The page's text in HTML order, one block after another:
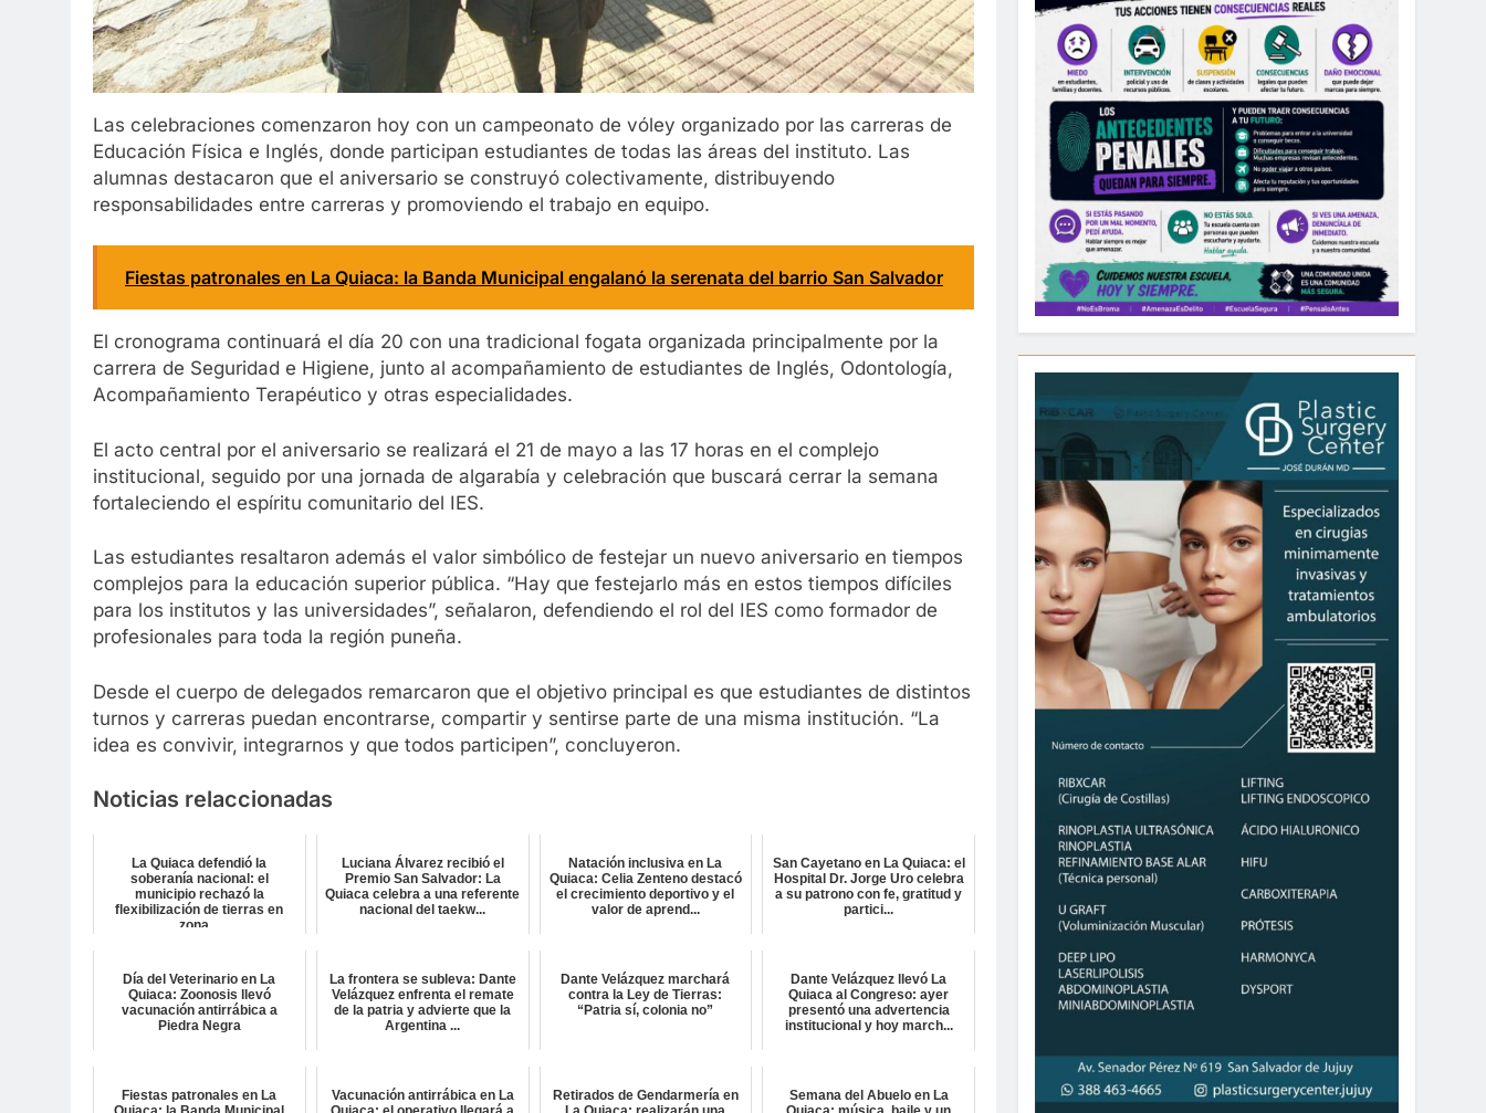
Las celebraciones comenzaron hoy con un campeonato de vóley organizado por las carreras de
Educación Física e Inglés, donde participan estudiantes de todas las áreas del instituto. Las
alumnas destacaron que el aniversario se construyó colectivamente, distribuyendo
responsabilidades entre carreras y promoviendo el trabajo en equipo.
Fiestas patronales en La Quiaca: la Banda Municipal engalanó la serenata del barrio San Salvador
El cronograma continuará el día 20 con una tradicional fogata organizada principalmente por la
carrera de Seguridad e Higiene, junto al acompañamiento de estudiantes de Inglés, Odontología,
Acompañamiento Terapéutico y otras especialidades.
El acto central por el aniversario se realizará el 21 de mayo a las 17 horas en el complejo
institucional, seguido por una jornada de algarabía y celebración que buscará cerrar la semana
fortaleciendo el espíritu comunitario del IES.
Las estudiantes resaltaron además el valor simbólico de festejar un nuevo aniversario en tiempos
complejos para la educación superior pública. “Hay que festejarlo más en estos tiempos difíciles
para los institutos y las universidades”, señalaron, defendiendo el rol del IES como formador de
profesionales para toda la región puneña.
Desde el cuerpo de delegados remarcaron que el objetivo principal es que estudiantes de distintos
turnos y carreras puedan encontrarse, compartir y sentirse parte de una misma institución. “La
idea es convivir, integrarnos y que todos participen”, concluyeron.
Noticias relaccionadas
La Quiaca defendió la
soberanía nacional: el
municipio rechazó la
flexibilización de tierras en
zona...
Luciana Álvarez recibió el
Premio San Salvador: La
Quiaca celebra a una referente
nacional del taekw...
Natación inclusiva en La
Quiaca: Celia Zenteno destacó
el crecimiento deportivo y el
valor de aprend...
San Cayetano en La Quiaca: el
Hospital Dr. Jorge Uro celebra
a su patrono con fe, gratitud y
partici...
Día del Veterinario en La
Quiaca: Zoonosis llevó
vacunación antirrábica a
Piedra Negra
La frontera se subleva: Dante
Velázquez enfrenta el remate
de la patria y advierte que la
Argentina ...
Dante Velázquez marchará
contra la Ley de Tierras:
“Patria sí, colonia no”
Dante Velázquez llevó La
Quiaca al Congreso: ayer
presentó una advertencia
institucional y hoy march...
Fiestas patronales en La
Vacunación antirrábica en La
Retirados de Gendarmería en
Semana del Abuelo en La